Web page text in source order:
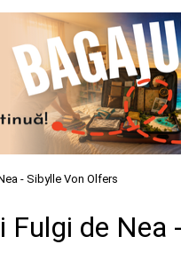
- Sibylle Von Olfers
Fulgi de Nea